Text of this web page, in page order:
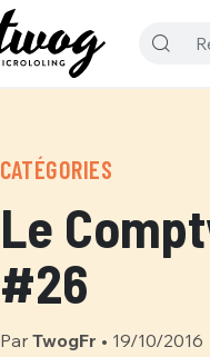
CATÉGORIES
Le
#26
Par TwogFr • 19/10/2016